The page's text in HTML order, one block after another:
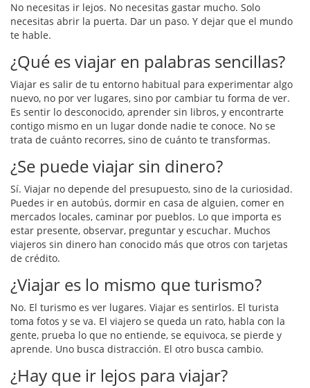
No necesitas ir lejos. No necesitas gastar mucho. Solo
necesitas abrir la puerta. Dar un paso. Y dejar que el mundo
te hable.
¿Qué es viajar en palabras sencillas?
Viajar es salir de tu entorno habitual para experimentar algo
nuevo, no por ver lugares, sino por cambiar tu forma de ver.
Es sentir lo desconocido, aprender sin libros, y encontrarte
contigo mismo en un lugar donde nadie te conoce. No se
trata de cuánto recorres, sino de cuánto te transformas.
¿Se puede viajar sin dinero?
Sí. Viajar no depende del presupuesto, sino de la curiosidad.
Puedes ir en autobús, dormir en casa de alguien, comer en
mercados locales, caminar por pueblos. Lo que importa es
estar presente, observar, preguntar y escuchar. Muchos
viajeros sin dinero han conocido más que otros con tarjetas
de crédito.
¿Viajar es lo mismo que turismo?
No. El turismo es ver lugares. Viajar es sentirlos. El turista
toma fotos y se va. El viajero se queda un rato, habla con la
gente, prueba lo que no entiende, se equivoca, se pierde y
aprende. Uno busca distracción. El otro busca cambio.
¿Hay que ir lejos para viajar?